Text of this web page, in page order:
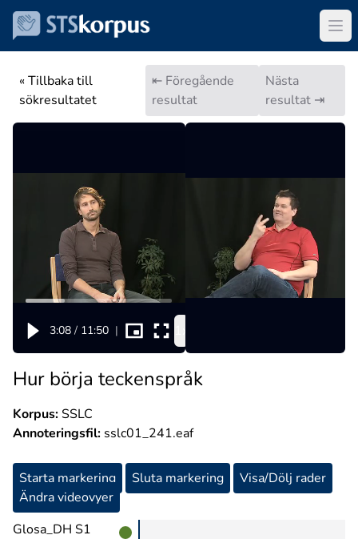
« Tillbaka till
sökresultatet
⇤ Föregående
resultat
Nästa
resultat ⇥
3:08 / 11:50 |
Hur börja teckenspråk
Korpus:SSLC
Annoteringsfil: sslc01_241.eaf
Starta markering Sluta markering
Visa/Dölj rader
Ändra videovyer
Glosa_DH S1